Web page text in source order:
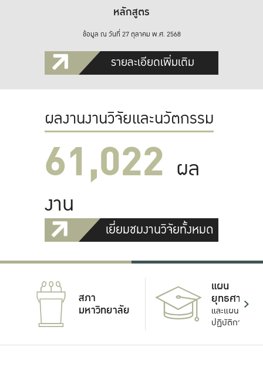
หลักสูตร
ข้อมูล ณ วันที่ 27 ตุลาคม พ.ศ. 2568
รายละเอียดเพิ่มเติม
ผลงานงานวิจัยและนวัตกรรม
61,022 ผล
งาน
เยี่ยมชมงานวิจัยทั้งหมด
สภา
มหาวิทยาลัย
แผน
ยุทธศาสตร์
และแผน
ปฏิบัติการ